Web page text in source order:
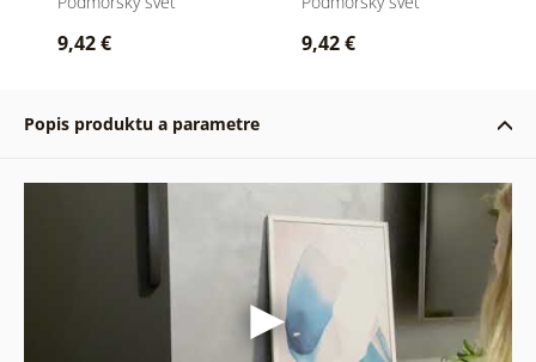
9,42 € 9,42 €
Popis produktu a parametre